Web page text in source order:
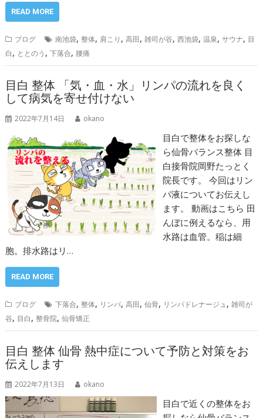
READ MORE
ブログ 南池袋,整体, 肩こり ,高田,雑司が谷,西池袋,温泉,サウナ, 目
白, ととのう ,下落合, 腰痛
目白 整体 「気・血・水」リンパの流れを良く
して病気を寄せ付けない
2022年7月14日 okano
目白で整体をお探しな
ら仙骨バランス整体 目
白接骨院岡野たっとく
院長です。 今回はリン
パ液についてお伝えし
ます。 動画はこちら 田
んぼに例えるなら、用
水路は血管。稲は細
胞。排水路はリ…
READ MORE
ブログ 下落合,整体, リンパ,高田,仙骨, リンパドレナージュ,雑司が
谷, 目白,整骨院,仙骨矯正
目白 整体 仙骨 熱中症について予防と対策をお
伝えします
2022年7月13日 okano
目白で近くの整体をお